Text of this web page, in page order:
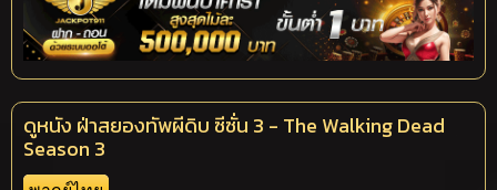
ดูหนัง ฝ่าสยองทัพผีดิบ ซีซั่น 3 - The Walking Dead
Season 3